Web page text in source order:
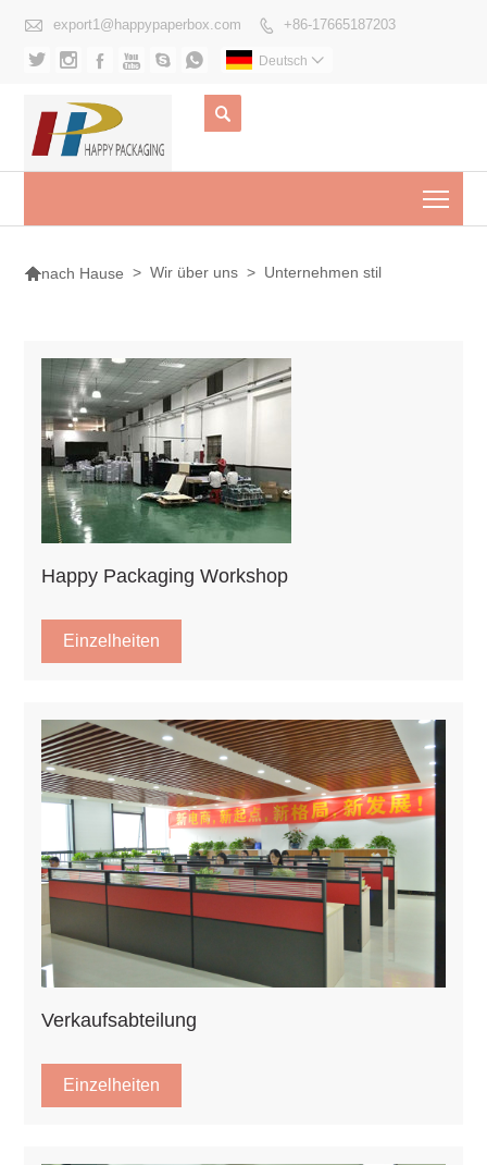
 export1@happypaperbox.com  +86-17665187203
      Deutsch 

nach Hause > Wir über uns > Unternehmen stil
Happy Packaging Workshop
Einzelheiten
Verkaufsabteilung
Einzelheiten